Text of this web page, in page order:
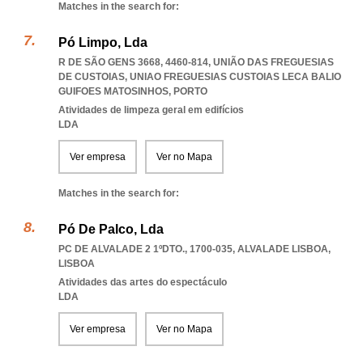
Matches in the search for:
Pó Limpo, Lda
R DE SÃO GENS 3668, 4460-814, UNIÃO DAS FREGUESIAS
DE CUSTOIAS, UNIAO FREGUESIAS CUSTOIAS LECA BALIO
GUIFOES MATOSINHOS, PORTO
Atividades de limpeza geral em edifícios
LDA
Ver empresa Ver no Mapa
Matches in the search for:
Pó De Palco, Lda
PC DE ALVALADE 2 1ºDTO., 1700-035, ALVALADE LISBOA,
LISBOA
Atividades das artes do espectáculo
LDA
Ver empresa Ver no Mapa